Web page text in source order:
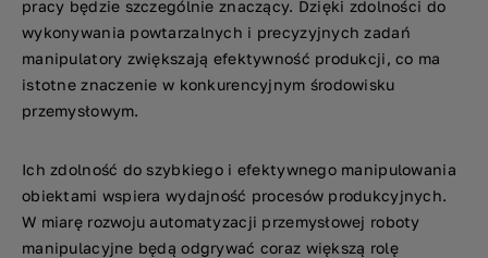
pracy będzie szczególnie znaczący. Dzięki zdolności do
wykonywania powtarzalnych i precyzyjnych zadań
manipulatory zwiększają efektywność produkcji, co ma
istotne znaczenie w konkurencyjnym środowisku
przemysłowym.
Ich zdolność do szybkiego i efektywnego manipulowania
obiektami wspiera wydajność procesów produkcyjnych.
W miarę rozwoju automatyzacji przemysłowej roboty
manipulacyjne będą odgrywać coraz większą rolę